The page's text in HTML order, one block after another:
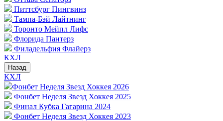
Питтсбург Пингвинз
Тампа-Бэй Лайтнинг
Торонто Мейпл Лифс
Флорида Пантерз
Филадельфия Флайерз
КХЛ
Назад
КХЛ
Фонбет Неделя Звезд Хоккея 2026
Фонбет Неделя Звезд Хоккея 2025
Финал Кубка Гагарина 2024
Фонбет Неделя Звезд Хоккея 2023